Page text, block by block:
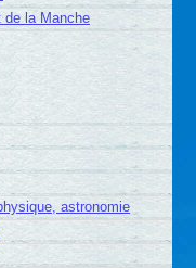
de la Manche
astronomie